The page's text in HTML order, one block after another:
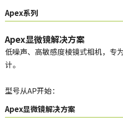
Apex系列
Apex显微镜解决方案
低噪声、高敏感度棱镜式相机，专
计。
型号从AP开始：
Apex显微镜解决方案